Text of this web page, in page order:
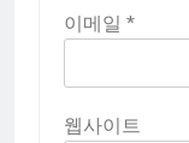
이메일 *
웹사이트